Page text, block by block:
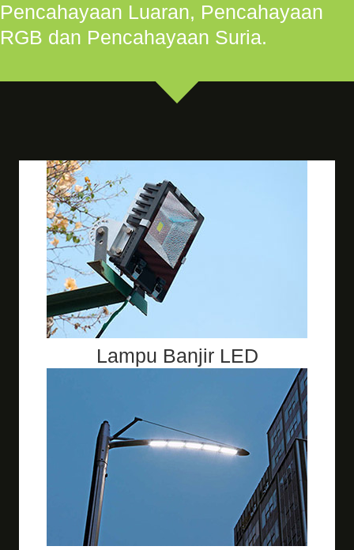
Pencahayaan Luaran, Pencahayaan
RGB dan Pencahayaan Suria.
Lampu Banjir LED